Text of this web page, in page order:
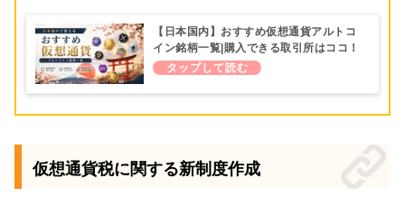
【日本国内】おすすめ仮想通貨アルトコ
イン銘柄一覧|購入できる取引所はココ！
仮想通貨税に関する新制度作成